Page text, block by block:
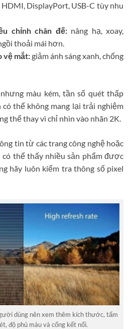
HDMI, DisplayPort, USB-C tùy nhu
chỉnh chân đế:nâng hạ, xoay,
thoải mái hơn.
vệ mắt:giảm ánh sáng xanh, chống
màu kém, tần số quét thấp
thể không mang lại trải nghiệm
thể thay vì chỉ nhìn vào nhãn 2K.
tin từ các trang công nghệ hoặc
có thể thấy nhiều sản phẩm được
hãy luôn kiểm tra thông số pixel
dùng nên xem thêm kích thước, tấm
độ phủ màu và cổng kết nối.